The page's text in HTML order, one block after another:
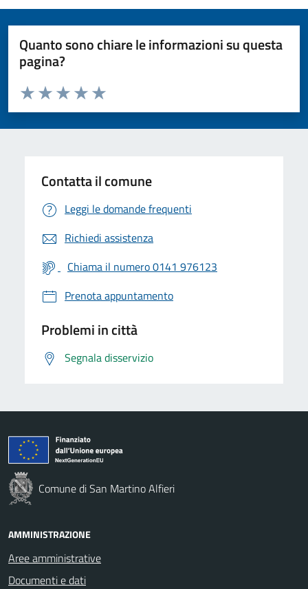
Quanto sono chiare le informazioni su questa
pagina?
Valuta da 1 a 5 stelle la pagina
Valuta 5 stelle su 5
Valuta 4 stelle su 5
Valuta 3 stelle su 5
Valuta 2 stelle su 5
Valuta 1 stelle su 5
Contatta il comune
Leggi le domande frequenti
Richiedi assistenza
Chiama il numero 0141 976123
Prenota appuntamento
Problemi in città
Segnala disservizio
Comune di San Martino Alfieri
AMMINISTRAZIONE
Aree amministrative
Documenti e dati